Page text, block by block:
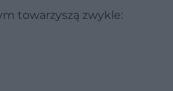
towarzyszą zwykle: